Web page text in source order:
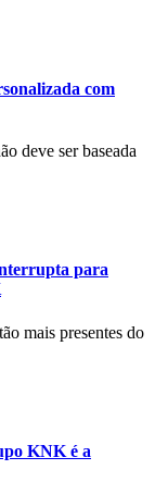
com
deve ser baseada
para
mais presentes do
KNK é a